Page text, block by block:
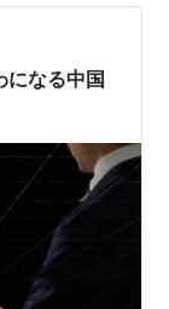
生産してき
術革新に力
期化によ
化され…
になる中国